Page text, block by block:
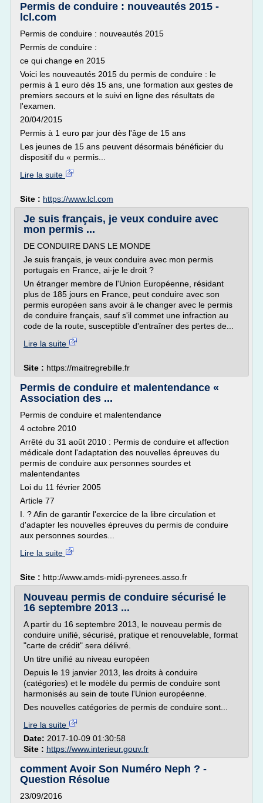
Permis de conduire : nouveautés 2015 -
lcl.com
Permis de conduire : nouveautés 2015
Permis de conduire :
ce qui change en 2015
Voici les nouveautés 2015 du permis de conduire : le
permis à 1 euro dès 15 ans, une formation aux gestes de
premiers secours et le suivi en ligne des résultats de
l'examen.
20/04/2015
Permis à 1 euro par jour dès l'âge de 15 ans
Les jeunes de 15 ans peuvent désormais bénéficier du
dispositif du « permis...
Lire la suite
Site : https://www.lcl.com
Je suis français, je veux conduire avec
mon permis ...
DE CONDUIRE DANS LE MONDE
Je suis français, je veux conduire avec mon permis
portugais en France, ai-je le droit ?
Un étranger membre de l'Union Européenne, résidant
plus de 185 jours en France, peut conduire avec son
permis européen sans avoir à le changer avec le permis
de conduire français, sauf s'il commet une infraction au
code de la route, susceptible d'entraîner des pertes de...
Lire la suite
Site : https://maitregrebille.fr
Permis de conduire et malentendance «
Association des ...
Permis de conduire et malentendance
4 octobre 2010
Arrêté du 31 août 2010 : Permis de conduire et affection
médicale dont l'adaptation des nouvelles épreuves du
permis de conduire aux personnes sourdes et
malentendantes
Loi du 11 février 2005
Article 77
I. ? Afin de garantir l'exercice de la libre circulation et
d'adapter les nouvelles épreuves du permis de conduire
aux personnes sourdes...
Lire la suite
Site : http://www.amds-midi-pyrenees.asso.fr
Nouveau permis de conduire sécurisé le
16 septembre 2013 ...
A partir du 16 septembre 2013, le nouveau permis de
conduire unifié, sécurisé, pratique et renouvelable, format
"carte de crédit" sera délivré.
Un titre unifié au niveau européen
Depuis le 19 janvier 2013, les droits à conduire
(catégories) et le modèle du permis de conduire sont
harmonisés au sein de toute l'Union européenne.
Des nouvelles catégories de permis de conduire sont...
Lire la suite
Date: 2017-10-09 01:30:58
Site : https://www.interieur.gouv.fr
comment Avoir Son Numéro Neph ? -
Question Résolue
23/09/2016